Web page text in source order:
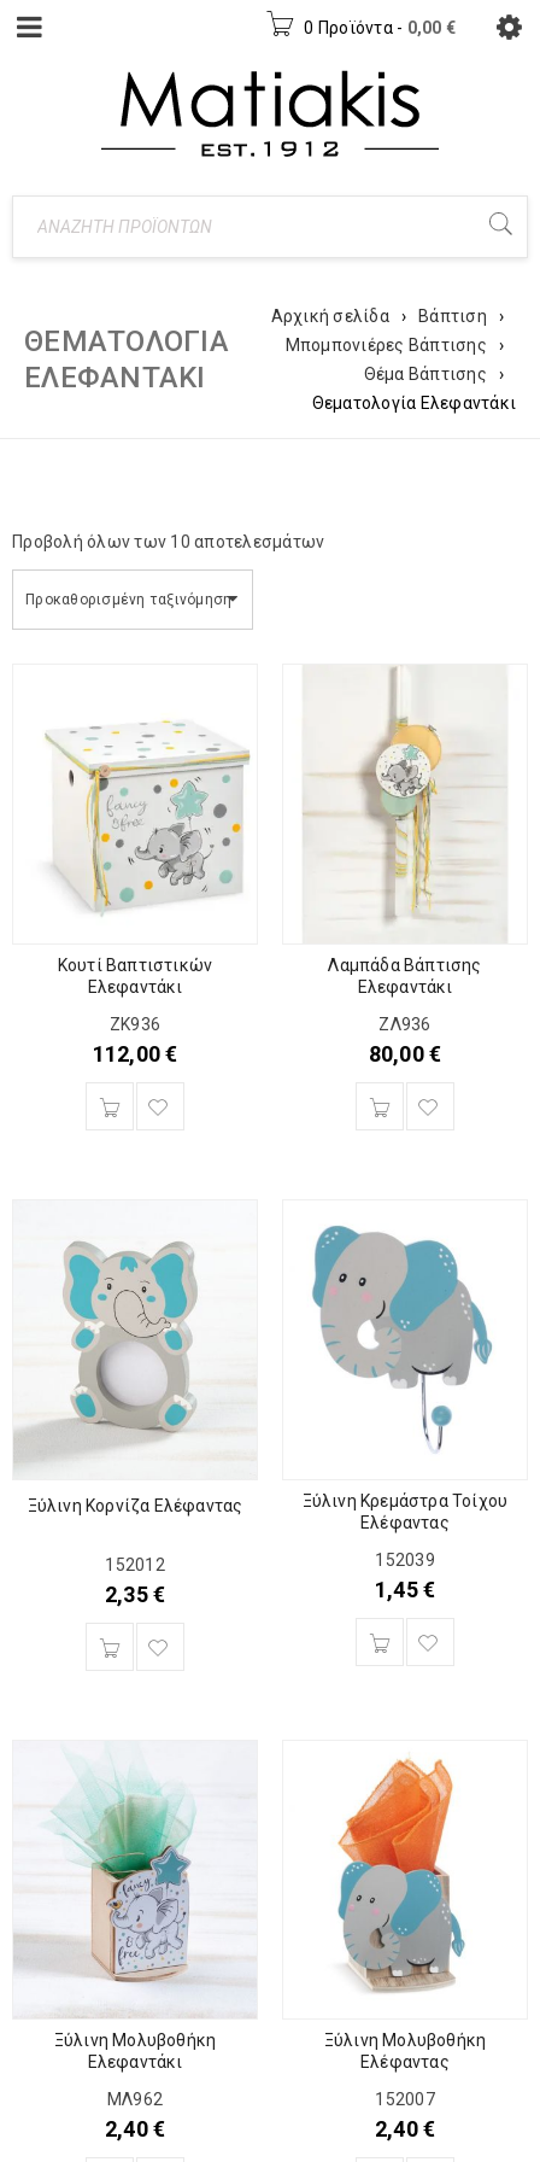
0 Προϊόντα - 0,00 €
ΘΕΜΑΤΟΛΟΓΊΑ
ΕΛΕΦΑΝΤΆΚΙ
Αρχική σελίδα › Βάπτιση
›
Μπομπονιέρες Βάπτισης
›
Θέμα Βάπτισης
›
Θεματολογία Ελεφαντάκι
Προβολή όλων των 10 αποτελεσμάτων
Προκαθορισμένη ταξινόμηση
Κουτί Βαπτιστικών
Ελεφαντάκι
ΖΚ936
112,00€
Λαμπάδα Βάπτισης
Ελεφαντάκι
ΖΛ936
80,00€
Ξύλινη Κορνίζα Ελέφαντας
152012
2,35€
Ξύλινη Κρεμάστρα Τοίχου
Ελέφαντας
152039
1,45€
Ξύλινη Μολυβοθήκη
Ελεφαντάκι
ΜΛ962
2,40€
Ξύλινη Μολυβοθήκη
Ελέφαντας
152007
2,40€